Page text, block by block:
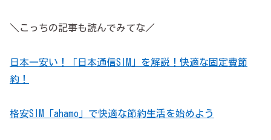
＼こっちの記事も読んでみてな／
日本一安い！「日本通信SIM」を解説！快適な固定費節
約！
格安SIM「ahamo」で快適な節約生活を始めよう